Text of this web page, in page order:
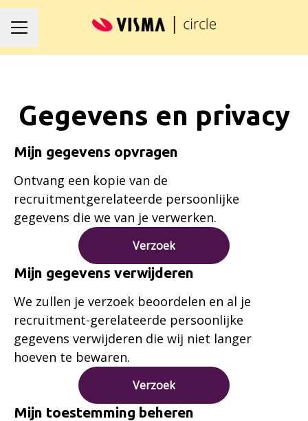
Carrièremenu
Gegevens en privacy
Mijn gegevens opvragen
Ontvang een kopie van de
recruitmentgerelateerde persoonlijke
gegevens die we van je verwerken.
Verzoek
Mijn gegevens verwijderen
We zullen je verzoek beoordelen en al je
recruitment-gerelateerde persoonlijke
gegevens verwijderen die wij niet langer
hoeven te bewaren.
Verzoek
Mijn toestemming beheren